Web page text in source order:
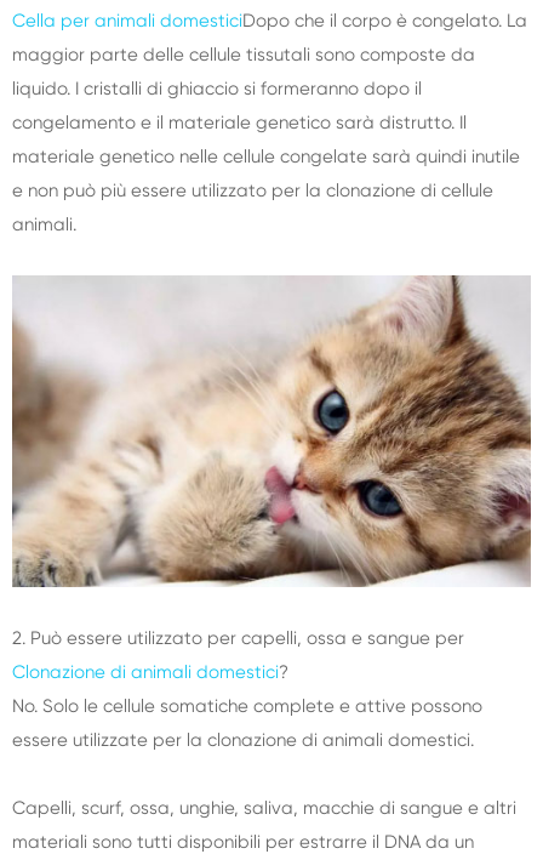
Cella per animali domesticiDopo che il corpo è congelato. La
maggior parte delle cellule tissutali sono composte da
liquido. I cristalli di ghiaccio si formeranno dopo il
congelamento e il materiale genetico sarà distrutto. Il
materiale genetico nelle cellule congelate sarà quindi inutile
e non può più essere utilizzato per la clonazione di cellule
animali.
2. Può essere utilizzato per capelli, ossa e sangue per
Clonazione di animali domestici?
No. Solo le cellule somatiche complete e attive possono
essere utilizzate per la clonazione di animali domestici.
Capelli, scurf, ossa, unghie, saliva, macchie di sangue e altri
materiali sono tutti disponibili per estrarre il DNA da un